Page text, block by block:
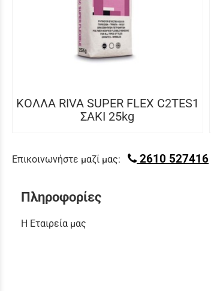
ΚΟΛΛΑ RIVA SUPER FLEX C2TES1
ΣΑΚΙ 25kg
Επικοινωνήστε μαζί μας: 2610 527416
Πληροφορίες
Η Εταιρεία μας